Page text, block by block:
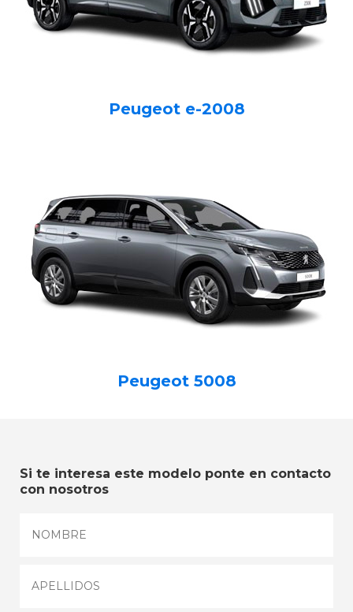
Peugeot e-2008
Peugeot 5008
Si te interesa este modelo ponte en contacto
con nosotros